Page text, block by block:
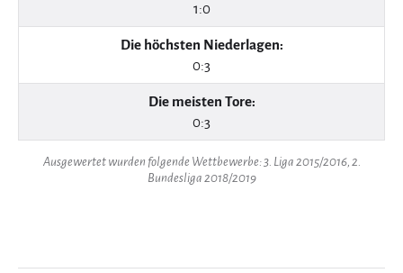
1:0
Die höchsten Niederlagen:
0:3
Die meisten Tore:
0:3
Ausgewertet wurden folgende Wettbewerbe: 3. Liga 2015/2016, 2.
Bundesliga 2018/2019